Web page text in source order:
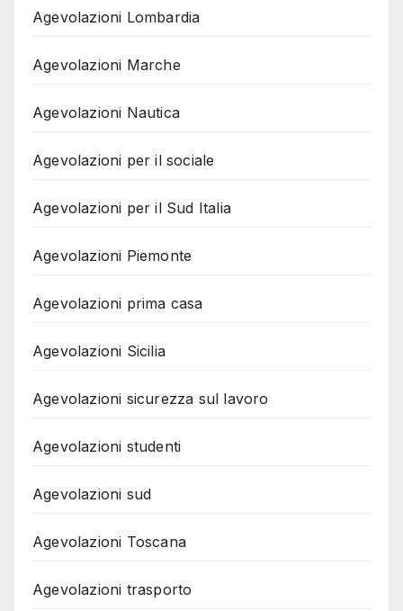
Agevolazioni Lombardia
Agevolazioni Marche
Agevolazioni Nautica
Agevolazioni per il sociale
Agevolazioni per il Sud Italia
Agevolazioni Piemonte
Agevolazioni prima casa
Agevolazioni Sicilia
Agevolazioni sicurezza sul lavoro
Agevolazioni studenti
Agevolazioni sud
Agevolazioni Toscana
Agevolazioni trasporto